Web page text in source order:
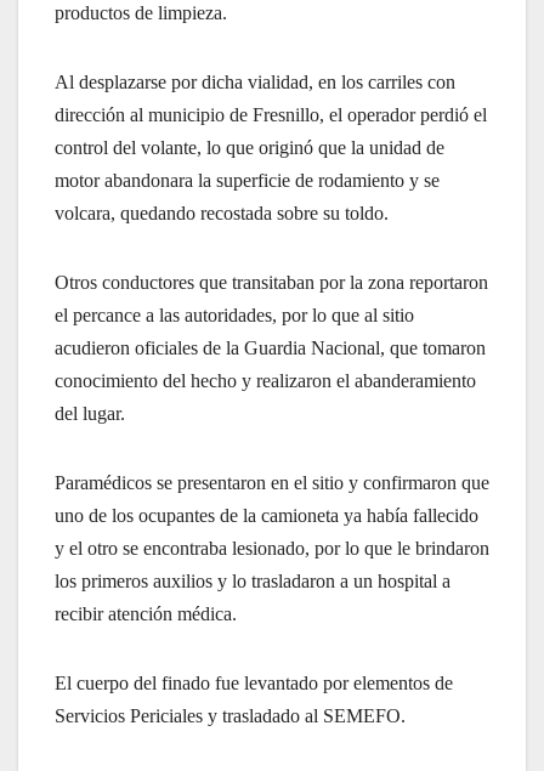
productos de limpieza.
Al desplazarse por dicha vialidad, en los carriles con
dirección al municipio de Fresnillo, el operador perdió el
control del volante, lo que originó que la unidad de
motor abandonara la superficie de rodamiento y se
volcara, quedando recostada sobre su toldo.
Otros conductores que transitaban por la zona reportaron
el percance a las autoridades, por lo que al sitio
acudieron oficiales de la Guardia Nacional, que tomaron
conocimiento del hecho y realizaron el abanderamiento
del lugar.
Paramédicos se presentaron en el sitio y confirmaron que
uno de los ocupantes de la camioneta ya había fallecido
y el otro se encontraba lesionado, por lo que le brindaron
los primeros auxilios y lo trasladaron a un hospital a
recibir atención médica.
El cuerpo del finado fue levantado por elementos de
Servicios Periciales y trasladado al SEMEFO.